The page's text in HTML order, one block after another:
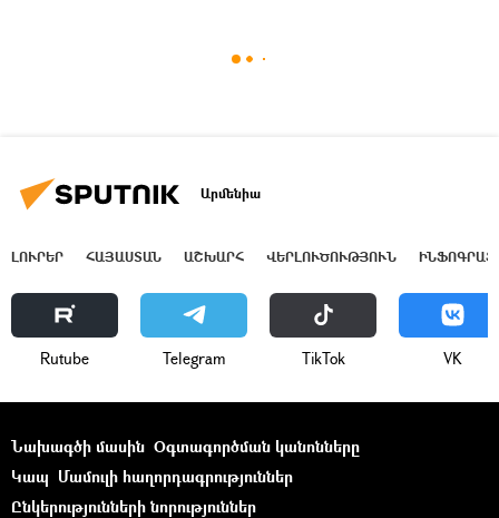
Արմենիա
ԼՈՒՐԵՐ ՀԱՅԱՍՏԱՆ ԱՇԽԱՐՀ ՎԵՐԼՈՒԾՈՒԹՅՈՒՆ
Rutube Telegram ТikТоk VK
Նախագծի մասին Օգտագործման կանոնները
Կապ Մամուլի հաղորդագրություններ
Ընկերությունների նորություններ